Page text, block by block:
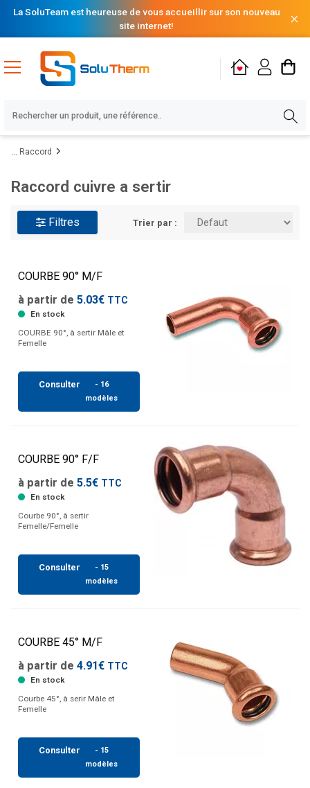
La SoluTeam est heureuse de vous accueillir sur son nouveau
site internet!
Raccord
Raccord cuivre a sertir
Filtres Trier par :
COURBE 90° M/F
à partir de 5.03€ TTC
En stock
COURBE 90°, à sertir Mâle et
Femelle
Consulter
- 16
modèles
COURBE 90° F/F
à partir de 5.5€ TTC
En stock
Courbe 90°, à sertir
Femelle/Femelle
Consulter
- 15
modèles
COURBE 45° M/F
à partir de 4.91€ TTC
En stock
Courbe 45°, à serir Mâle et
Femelle
Consulter
- 15
modèles